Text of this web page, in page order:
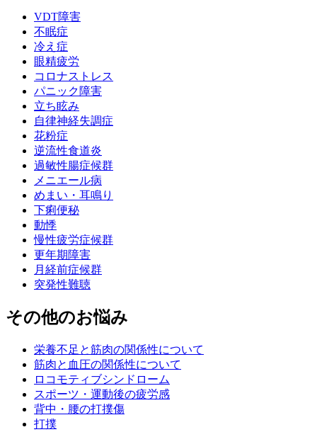
VDT障害
不眠症
冷え症
眼精疲労
コロナストレス
パニック障害
立ち眩み
自律神経失調症
花粉症
逆流性食道炎
過敏性腸症候群
メニエール病
めまい・耳鳴り
下痢便秘
動悸
慢性疲労症候群
更年期障害
月経前症候群
突発性難聴
その他のお悩み
栄養不足と筋肉の関係性について
筋肉と血圧の関係性について
ロコモティブシンドローム
スポーツ・運動後の疲労感
背中・腰の打撲傷
打撲